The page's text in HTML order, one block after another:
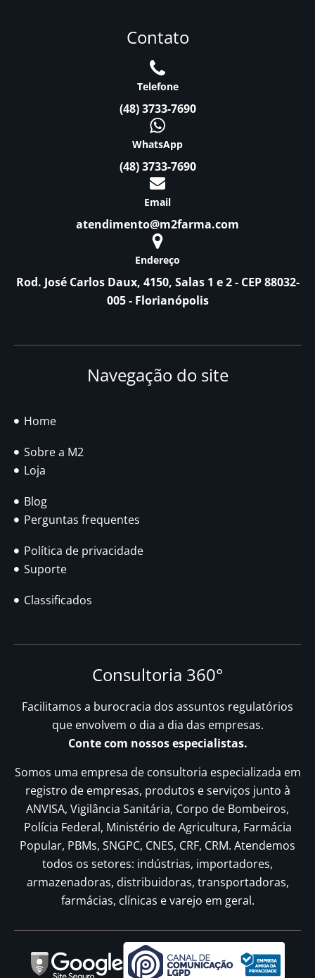
Contato
Telefone
(48) 3733-7690
WhatsApp
(48) 3733-7690
Email
atendimento@m2farma.com
Endereço
Rod. José Carlos Daux, 4150, Salas 1 e 2 - CEP 88032-
005 - Florianópolis
Navegação do site
Home
Sobre a M2
Loja
Blog
Perguntas frequentes
Política de privacidade
Suporte
Classificados
Consultoria 360°
Facilitamos a burocracia dos assuntos regulatórios
que envolvem o dia a dia das empresas.
Conte com nossos especialistas.
Somos uma empresa de consultoria especializada em
registro de empresas, produtos e serviços junto à
ANVISA, Vigilância Sanitária, Corpo de Bombeiros,
Polícia Federal, Ministério de Agricultura, Farmácia
Popular, PBMs, SNGPC, CNES, CRF, CRM. Atendemos
todos os setores: indústrias, importadores,
armazenadoras, distribuidoras, transportadoras,
farmácias, clínicas e varejo em geral.